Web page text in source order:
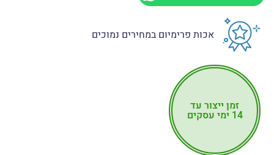
אכות פרימיום במחירים נמוכים
זמן ייצור עד
14 ימי עסקים